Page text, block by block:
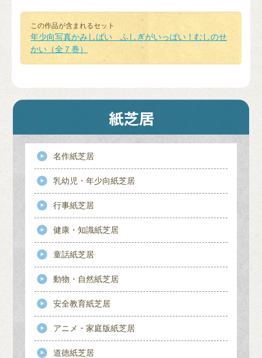
この作品が含まれるセット
年少向写真かみしばい ふしぎがいっぱい！むしのせ
かい（全７巻）
名作紙芝居
乳幼児・年少向紙芝居
行事紙芝居
健康・知識紙芝居
童話紙芝居
動物・自然紙芝居
安全教育紙芝居
アニメ・家庭版紙芝居
道徳紙芝居